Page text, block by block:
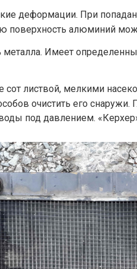
деформации. При
поверхность алюминий
металла. Имеет
сот листвой, мелкими
очистить его
под давлением.